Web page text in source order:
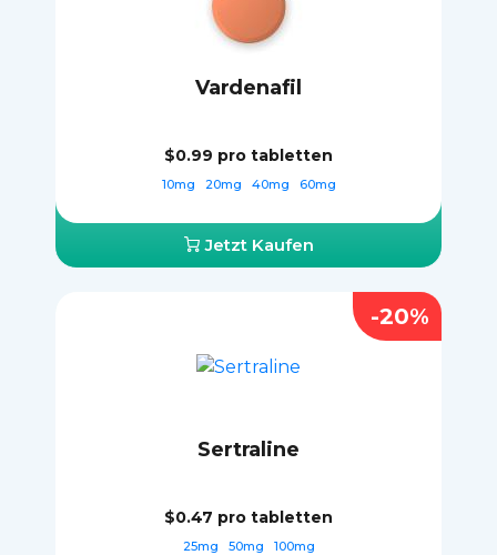
Vardenafil
$0.99 pro tabletten
10mg 20mg 40mg 60mg
Jetzt Kaufen
Sertraline
$0.47 pro tabletten
25mg 50mg 100mg
-20%